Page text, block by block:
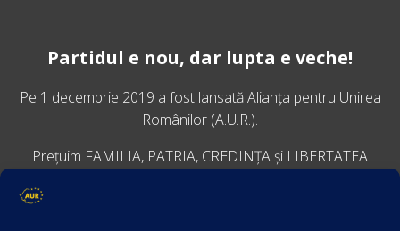
Partidul e nou, dar lupta e veche!
Pe 1 decembrie 2019 a fost lansatăAlianța pentru Unirea
Românilor (A.U.R.).
Prețuim FAMILIA, PATRIA, CREDINȚA și LIBERTATEA